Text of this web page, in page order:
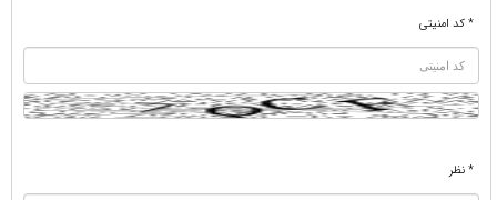
* کد امنیتی
* نظر